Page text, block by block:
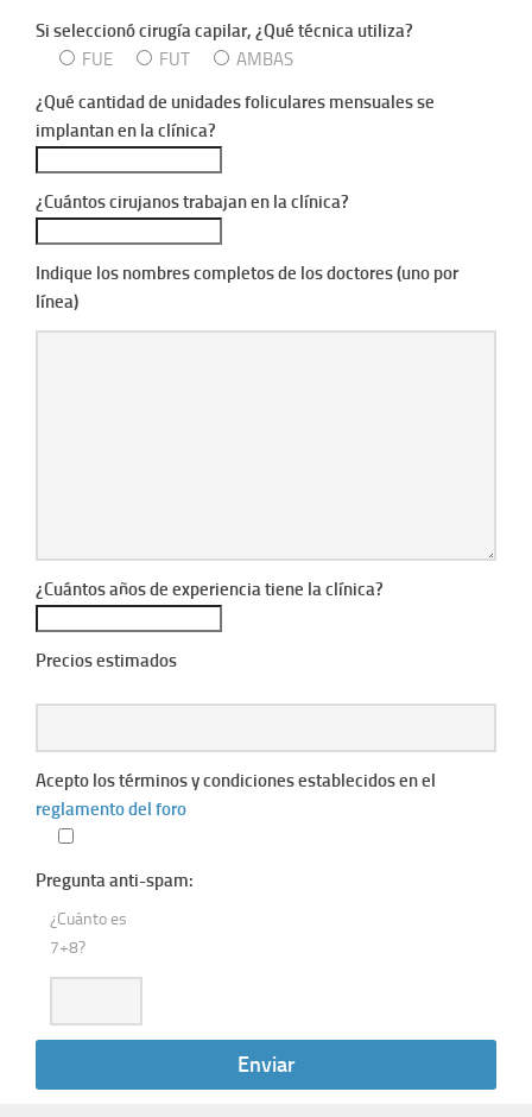
Si seleccionó cirugía capilar, ¿Qué técnica utiliza?
FUE
FUT
AMBAS
¿Qué cantidad de unidades foliculares mensuales se
implantan en la clínica?
¿Cuántos cirujanos trabajan en la clínica?
Indique los nombres completos de los doctores (uno por
línea)
¿Cuántos años de experiencia tiene la clínica?
Precios estimados
Acepto los términos y condiciones establecidos en el
reglamento del foro
Pregunta anti-spam:
¿Cuánto es
7+8?